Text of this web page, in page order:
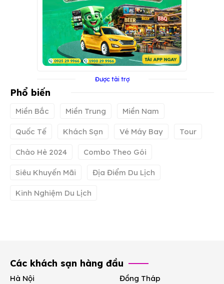
Được tài trợ
Phổ biến
Miền Bắc Miền Trung Miền Nam
Quốc Tế Khách Sạn Vé Máy Bay Tour
Chào Hè 2024 Combo Theo Gói
Siêu Khuyến Mãi Địa Điểm Du Lịch
Kinh Nghiệm Du Lịch
Các khách sạn hàng đầu
Hà Nội
Đồng Tháp